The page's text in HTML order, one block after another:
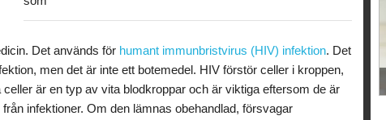
Det används för humant immunbristvirus (HIV) infektion. Det
men det är inte ett botemedel. HIV förstör celler i kroppen,
är en typ av vita blodkroppar och är viktiga eftersom de är
infektioner. Om den lämnas obehandlad, försvagar